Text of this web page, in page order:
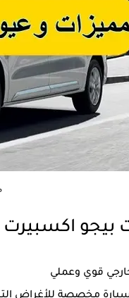
اكسبيرت 2026